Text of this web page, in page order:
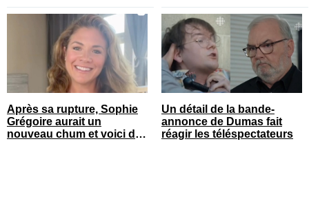
Après sa rupture, Sophie
Grégoire aurait un
nouveau chum et voici de
Un détail de la bande-
annonce de Dumas fait
réagir les téléspectateurs